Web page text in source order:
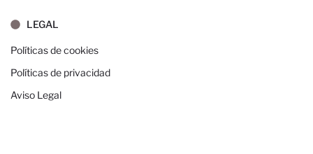
LEGAL
Políticas de cookies
Políticas de privacidad
Aviso Legal